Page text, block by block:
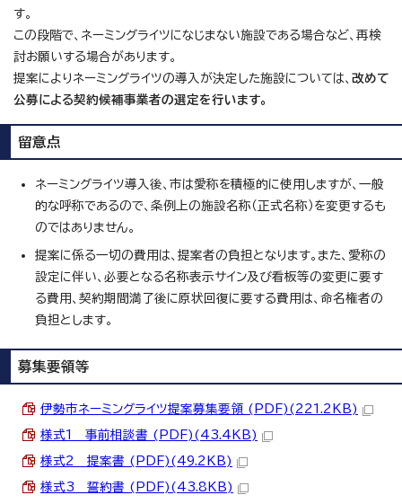
す。
この段階で、ネーミングライツになじまない施設である場合など、再検
討お願いする場合があります。
提案によりネーミングライツの導入が決定した施設については、 改めて
公募による契約候補事業者の選定を行います。
留意点
ネーミングライツ導入後、市は愛称を積極的に使用しますが、一般
的な呼称であるので、条例上の施設名称（正式名称）を変更するも
のではありません。
提案に係る一切の費用は、提案者の負担となります。また、愛称の
設定に伴い、必要となる名称表示サイン及び看板等の変更に要す
る費用、契約期間満了後に原状回復に要する費用は、命名権者の
負担とします。
募集要領等
伊勢市ネーミングライツ提案募集要領 (PDF)(221.2KB)
様式1 事前相談書 (PDF)(43.4KB)
様式2 提案書 (PDF)(49.2KB)
様式3 誓約書 (PDF)(43.8KB)